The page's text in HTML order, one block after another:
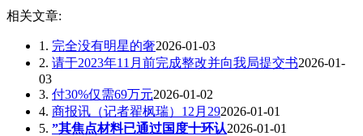
相关文章:
1. 完全没有明星的奢2026-01-03
2. 请于2023年11月前完成整改并向我局提交书2026-01-
03
3. 付30%仅需69万元2026-01-02
4. 商报讯（记者翟枫瑞）12月292026-01-01
5. ”其焦点材料已通过国度十环认2026-01-01